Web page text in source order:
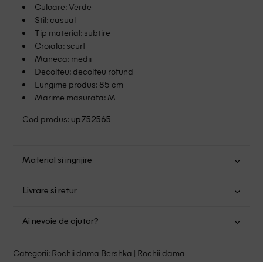
Culoare: Verde
Stil: casual
Tip material: subtire
Croiala: scurt
Maneca: medii
Decolteu: decolteu rotund
Lungime produs: 85 cm
Marime masurata: M
Cod produs: up752565
Material si ingrijire
Nu folositi inalbitor
Nu uscati in uscator
Fara curatare chimica
Livrare si retur
mare de 149.00 lei.
Ai nevoie de ajutor?
Categorii: Rochii dama Bershka | Rochii dama